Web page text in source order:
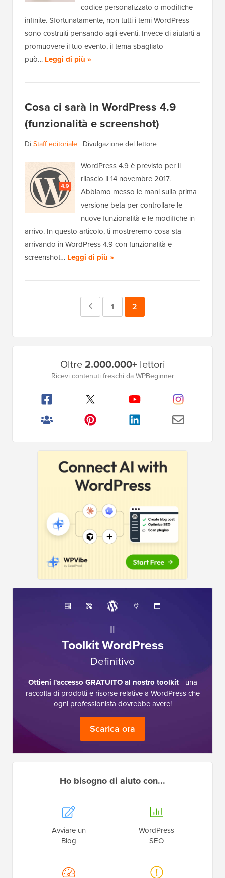
codice personalizzato o modifiche
infinite. Sfortunatamente, non tutti i temi WordPress
sono costruiti pensando agli eventi. Invece di aiutarti a
promuovere il tuo evento, il tema sbagliato
può… Leggi di più »
Cosa ci sarà in WordPress 4.9
(funzionalità e screenshot)
Di Staff editoriale | Divulgazione del lettore
WordPress 4.9 è previsto per il
rilascio il 14 novembre 2017.
Abbiamo messo le mani sulla prima
versione beta per controllare le
nuove funzionalità e le modifiche in
arrivo. In questo articolo, ti mostreremo cosa sta
arrivando in WordPress 4.9 con funzionalità e
screenshot… Leggi di più »
PaginaPagina
1 Pagina
2
Oltre2.000.000+lettori
Ricevi contenuti freschi da WPBeginner
Il
Toolkit WordPress
Definitivo
Ottieni l'accesso GRATUITO al nostro toolkit- una
raccolta di prodotti e risorse relative a WordPress che
ogni professionista dovrebbe avere!
Scarica ora
Ho bisogno di aiuto con...
Avviare un
Blog
WordPress
SEO